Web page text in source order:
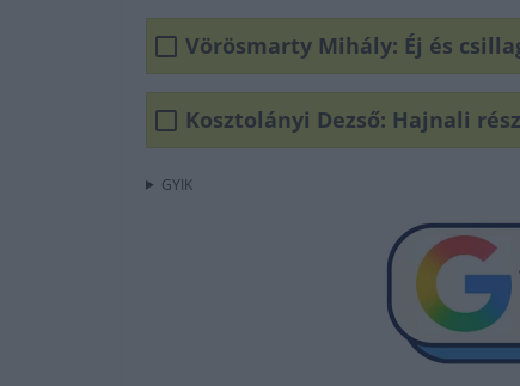
Vörösmarty Mihály: Éj és
Kosztolányi Dezső: Hajnali
GYIK